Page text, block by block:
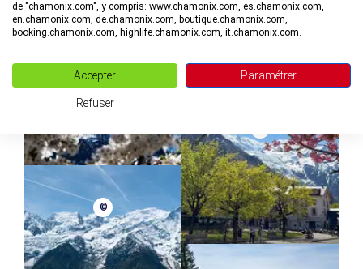
©
de "chamonix.com", y compris: www.chamonix.com, es.chamonix.com,
en.chamonix.com, de.chamonix.com, boutique.chamonix.com,
booking.chamonix.com, highlife.chamonix.com, it.chamonix.com.
Accepter Paramétrer
Refuser